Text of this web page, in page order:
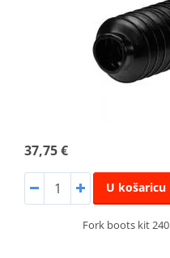
37,75 €
U košaricu
Fork boots kit